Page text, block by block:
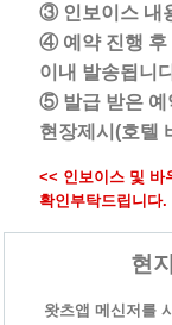
③ 인보이스 내
④ 예약 진행 후
이내 발송됩니
⑤ 발급 받은 예
현장제시(호텔
<< 인보이스 및 바
확인부탁드립니다.
현
왓츠앱 메신저를